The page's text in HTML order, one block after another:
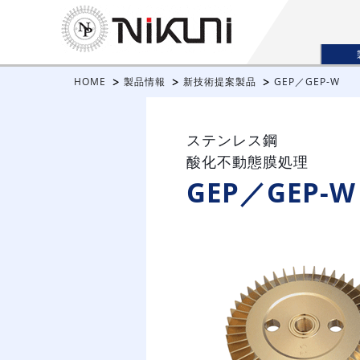
HOME 製品情報 新技術提案製品 GEP／GEP-W
ステンレス鋼
酸化不動態膜処理
GEP／GEP-W